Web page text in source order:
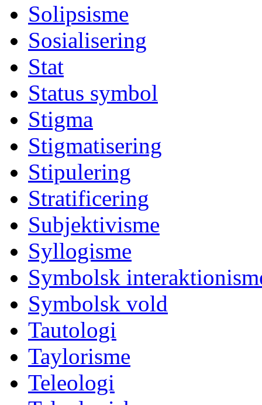
Solipsisme
Sosialisering
Stat
Status symbol
Stigma
Stigmatisering
Stipulering
Stratificering
Subjektivisme
Syllogisme
Symbolsk
Symbolsk vold
Tautologi
Taylorisme
Teleologi